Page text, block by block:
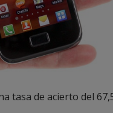
tasa de acierto del